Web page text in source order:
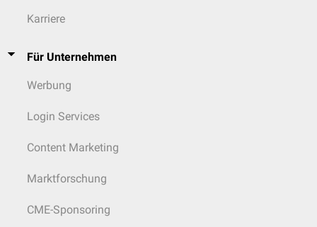
Karriere
Für Unternehmen
Werbung
Login Services
Content Marketing
Marktforschung
CME-Sponsoring